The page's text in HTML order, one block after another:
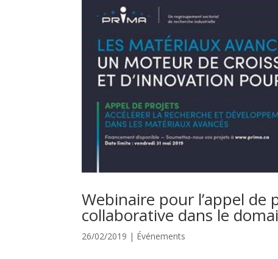
Webinaire pour l’appel de
collaborative dans le
26/02/2019 | Événements